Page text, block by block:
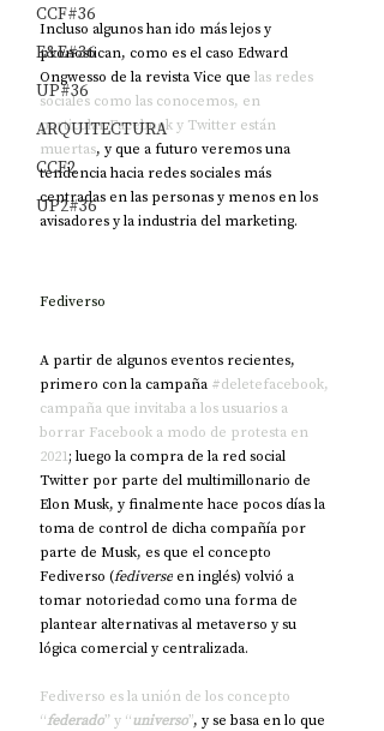
CCF#36
E&E#36
UP#36
ARQUITECTURA
CCF2
UP2#36
Incluso algunos han ido más lejos y
pronostican, como es el caso Edward
Ongwesso de la revista Vice que las redes
sociales como las conocemos, en
particular Facebook y Twitter están
muertas, y que a futuro veremos una
tendencia hacia redes sociales más
centradas en las personas y menos en los
avisadores y la industria del marketing.
Fediverso
A partir de algunos eventos recientes,
primero con la campaña #deletefacebook,
campaña que invitaba a los usuarios a
borrar Facebook a modo de protesta en
2021; luego la compra de la red social
Twitter por parte del multimillonario de
Elon Musk, y finalmente hace pocos días la
toma de control de dicha compañía por
parte de Musk, es que el concepto
Fediverso (fediverse en inglés) volvió a
tomar notoriedad como una forma de
plantear alternativas al metaverso y su
lógica comercial y centralizada.
Fediverso es la unión de los concepto
“federado” y “universo”, y se basa en lo que